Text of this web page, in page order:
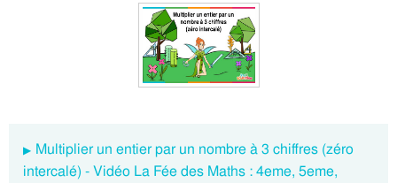
Multiplier un entier par un nombre à 3 chiffres (zéro
intercalé) - Vidéo La Fée des Maths : 4eme, 5eme,